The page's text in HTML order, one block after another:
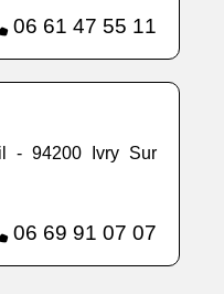
06 61 47 55 11
- 94200 Ivry Sur
06 69 91 07 07